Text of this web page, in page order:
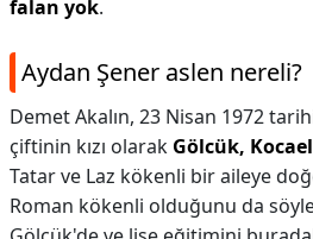
falan yok.
Aydan Şener aslen nereli?
Demet Akalın, 23 Nisan 1972
çiftinin kızı olarak Gölcük,
Tatar ve Laz kökenli bir aileye
Roman kökenli olduğunu da